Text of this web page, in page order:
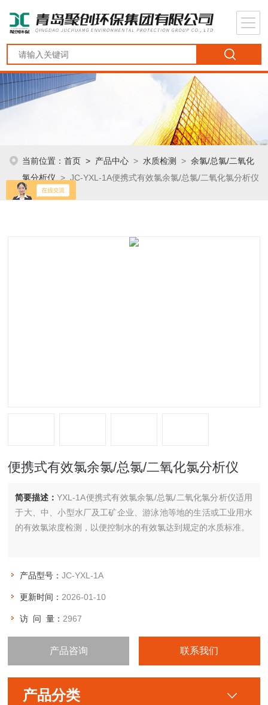
当前位置：首页 > 产品中心 >水质检测 >余氯/总氯/二氧化
氯分析仪 > JC-YXL-1A便携式有效氯余氯/总氯/二氧化氯分析仪
便携式有效氯余氯/总氯/二氧化氯分析仪
简要描述：YXL-1A便携式有效氯余氯/总氯/二氧化氯分析仪适用
于大、中、小型水厂及工矿企业、游泳池等地的生活或工业用水
的有效氯浓度检测，以便控制水的有效氯达到规定的水质标准。
产品型号：JC-YXL-1A
更新时间： 2026-01-10
访 问 量： 2967
产品咨询 联系我们
产品分类